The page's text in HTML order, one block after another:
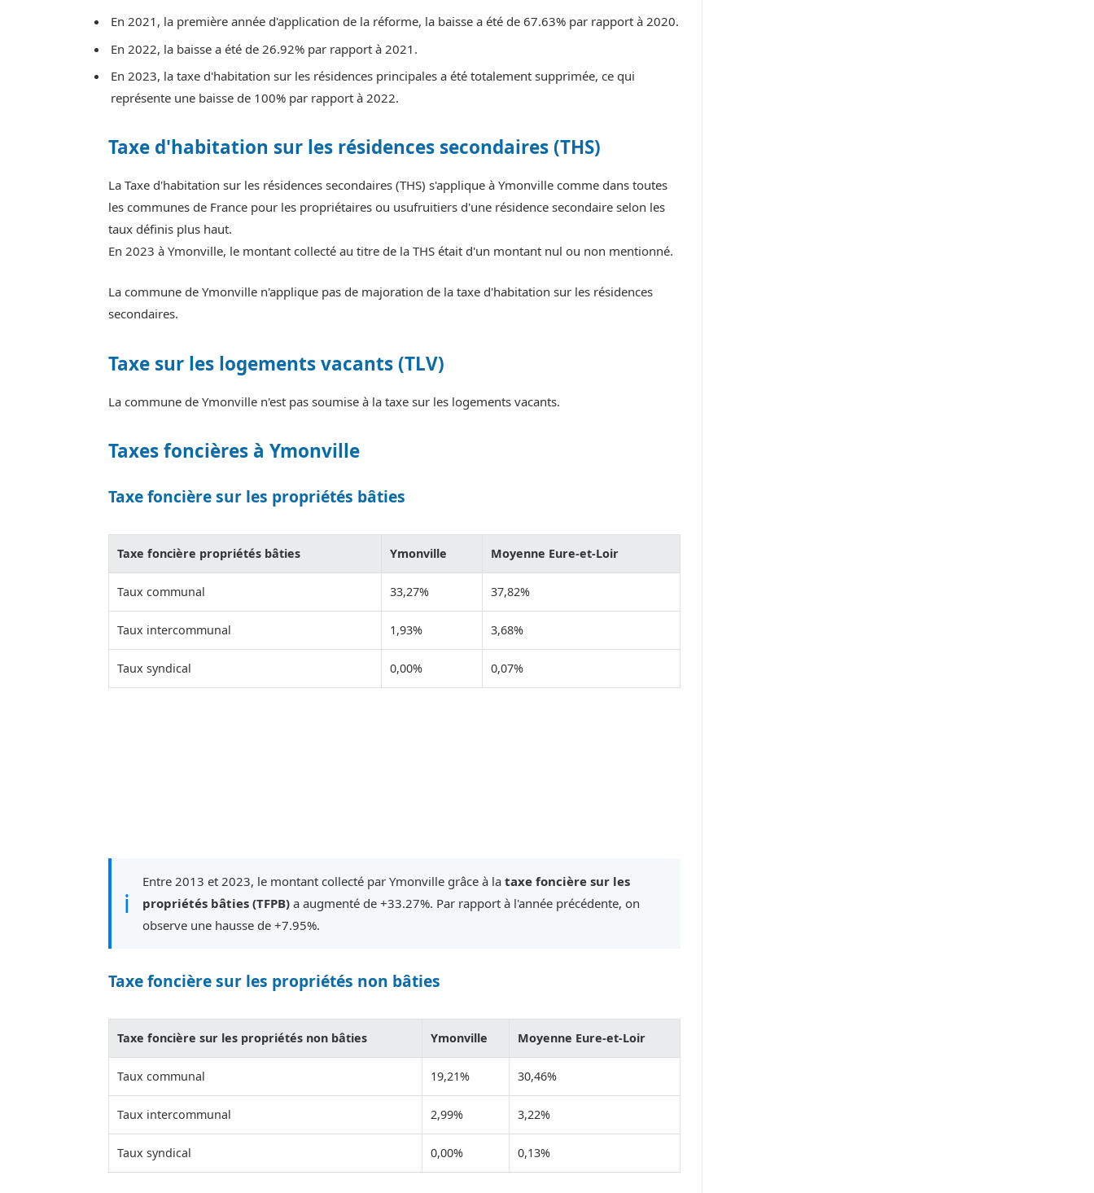
En 2021, la première année d'application de la réforme, la baisse a été de 67.63% par rapport à 2020.
En 2022, la baisse a été de 26.92% par rapport à 2021.
En 2023, la taxe d'habitation sur les résidences principales a été totalement supprimée, ce qui
représente une baisse de 100% par rapport à 2022.
Taxe d'habitation sur les résidences secondaires (THS)
La Taxe d'habitation sur les résidences secondaires (THS) s'applique à Ymonville comme dans toutes
les communes de France pour les propriétaires ou usufruitiers d'une résidence secondaire selon les
taux définis plus haut.
En 2023 à Ymonville, le montant collecté au titre de la THS était d'un montant nul ou non mentionné.
La commune de Ymonville n'applique pas de majoration de la taxe d'habitation sur les résidences
secondaires.
Taxe sur les logements vacants (TLV)
La commune de Ymonville n'est pas soumise à la taxe sur les logements vacants.
Taxes foncières à Ymonville
Taxe foncière sur les propriétés bâties
Taxe foncière propriétés bâties Ymonville Moyenne Eure-et-Loir
Taux communal 33,27% 37,82%
Taux intercommunal 1,93% 3,68%
Taux syndical 0,00% 0,07%
ℹ
Entre 2013 et 2023, le montant collecté par Ymonville grâce à la taxe foncière sur les
propriétés bâties (TFPB) a augmenté de +33.27%. Par rapport à l'année précédente, on
observe une hausse de +7.95%.
Taxe foncière sur les propriétés non bâties
Taxe foncière sur les propriétés non bâties Ymonville Moyenne Eure-et-Loir
Taux communal 19,21% 30,46%
Taux intercommunal 2,99% 3,22%
Taux syndical 0,00% 0,13%